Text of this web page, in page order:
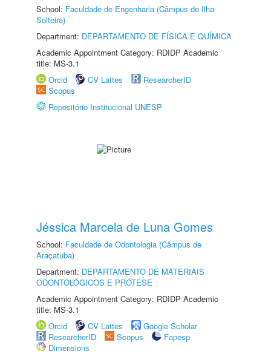
School: Faculdade de Engenharia (Câmpus de Ilha
Solteira)
Department: DEPARTAMENTO DE FÍSICA E QUÍMICA
Academic Appointment Category: RDIDP Academic
title: MS-3.1
Orcid
CV Lattes
ResearcherID
Scopus
Repositório Institucional UNESP
Jéssica Marcela de Luna Gomes
School: Faculdade de Odontologia (Câmpus de
Araçatuba)
Department: DEPARTAMENTO DE MATERIAIS
ODONTOLÓGICOS E PRÓTESE
Academic Appointment Category: RDIDP Academic
title: MS-3.1
Orcid
CV Lattes
Google Scholar
ResearcherID
Scopus
Fapesp
Dimensions